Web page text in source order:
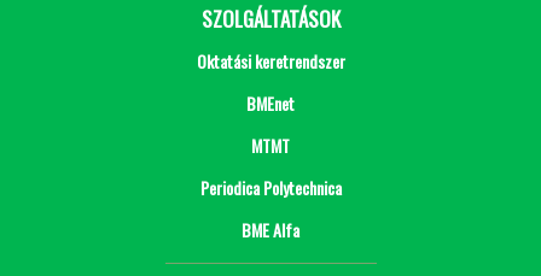
SZOLGÁLTATÁSOK
Oktatási keretrendszer
BMEnet
MTMT
Periodica Polytechnica
BME Alfa